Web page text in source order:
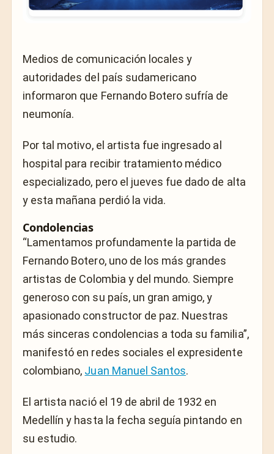
Medios de comunicación locales y
autoridades del país sudamericano
informaron que Fernando Botero sufría de
neumonía.
Por tal motivo, el artista fue ingresado al
hospital para recibir tratamiento médico
especializado, pero el jueves fue dado de alta
y esta mañana perdió la vida.
Condolencias
“Lamentamos profundamente la partida de
Fernando Botero, uno de los más grandes
artistas de Colombia y del mundo. Siempre
generoso con su país, un gran amigo, y
apasionado constructor de paz. Nuestras
más sinceras condolencias a toda su familia”,
manifestó en redes sociales el expresidente
colombiano, Juan Manuel Santos.
El artista nació el 19 de abril de 1932 en
Medellín y hasta la fecha seguía pintando en
su estudio.